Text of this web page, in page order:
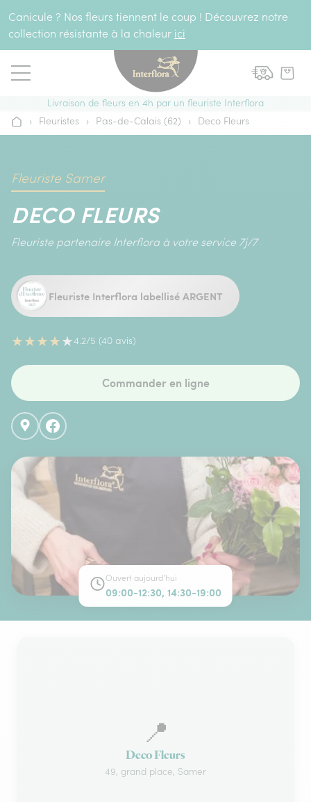
Canicule ? Nos fleurs tiennent le coup ! Découvrez notre
collection résistante à la chaleur ici
Livraison de fleurs en 4h par un fleuriste Interflora
Accueil
› Fleuristes › Pas-de-Calais (62) › Deco Fleurs
Fleuriste Samer
DECO FLEURS
Fleuriste partenaire Interflora à votre service 7j/7
Fleuriste Interflora labellisé ARGENT
★★★★★4.2/5 (40 avis)
Commander en ligne
Ouvert aujourd'hui
09:00-12:30, 14:30-19:00
📍
Deco Fleurs
49, grand place, Samer